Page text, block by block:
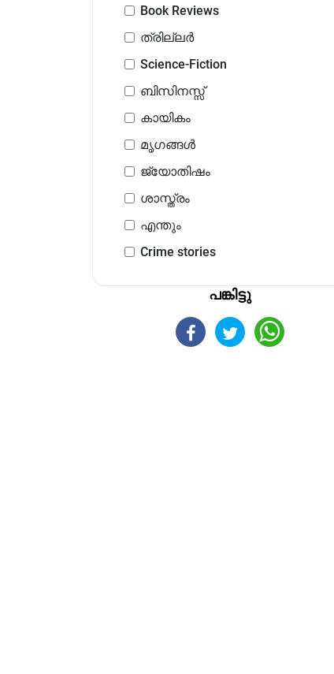
Book Reviews
ത്രില്ലർ
Science-Fiction
ബിസിനസ്സ്
കായികം
മൃഗങ്ങൾ
ജ്യോതിഷം
ശാസ്ത്രം
എന്തും
Crime stories
പങ്കിട്ടു